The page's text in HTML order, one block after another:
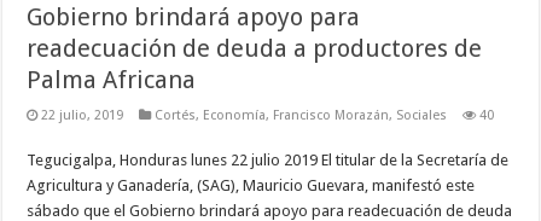
Gobierno brindará apoyo para
readecuación de deuda a productores de
Palma Africana
22 julio, 2019 Cortés, Economía, Francisco Morazán, Sociales 40
Tegucigalpa, Honduras lunes 22 julio 2019 El titular de la Secretaría de
Agricultura y Ganadería, (SAG), Mauricio Guevara, manifestó este
sábado que el Gobierno brindará apoyo para readecuación de deuda